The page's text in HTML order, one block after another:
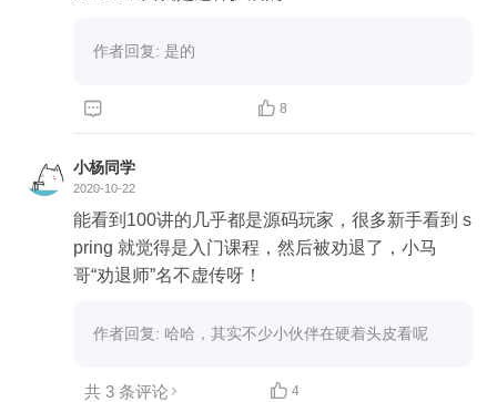
r定义的）等。 ####
作者回复: 是的
  8
小杨同学
2020-10-22
能看到100讲的几乎都是源码玩家，很多新手看到 s
pring 就觉得是入门课程，然后被劝退了，小马
哥“劝退师”名不虚传呀！
作者回复: 哈哈，其实不少小伙伴在硬着头皮看呢
共 3 条评论  4